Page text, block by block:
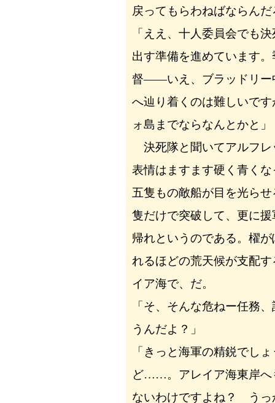
戻ってもらわねばならん
「ええ、十人委員会でも
出す準備を進めています
督――いえ、ブラッドリー
へ辿り着くのは難しいで
ォ島までならなんとかと」
決死隊と聞いてアルフレ
表情はますます硬く青く
五隻もの敵船が目を光ら
隻だけで突破して、更に
帰れというのである。櫂
れるほどの荒天候が支配
イア海で、だ。
「そ、そんな危ねー任務
うんだよ？」
「きっと海軍の精鋭でし
ど……。アレイア海東岸へ
ないわけですよね？ うっ